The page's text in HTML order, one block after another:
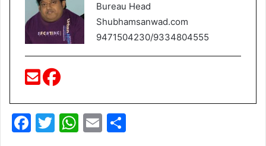
Bureau Head
Shubhamsanwad.com
9471504230/9334804555
F
T
W E